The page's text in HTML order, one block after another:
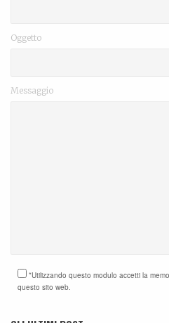
Oggetto
Messaggio
*Utilizzando questo modulo accetti la
questo sito web.